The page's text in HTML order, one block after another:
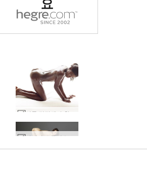
타니아 스튜디오 누드 #50
시몬 검정색과 흰색 #21
제나 에로틱 누드 #24
안젤리크 요염한 몸매 #47
엠마 바디 샷 #18
세계 1위 에로틱 사이트
로 평가됨
우리와 함께하세
요
미라벨 신음 #20
전시중인 카리나 #7
빅토리아 R 블랙 바디 #76
올리비아 누드 댄서 #22
애니 플렉시 여성 피규어 #14
올레나 O 탱크탑 #70
세계 1위 에로틱 사이트
로 평가됨
우리와 함께하세
요
빅토리아 R 조각품 #68
테티 소개 #10전시중인 카리나 #11
Hannah 벌거벗은 상자 #28
다니엘라 소개 #52
빅토리아 R 브라질 폭탄 #36
세계 1위 에로틱 사이트
로 평가됨
우리와 함께하세
요
빅토리아 R 브라질 폭탄 #24
빅토리아 R 빠는 에 스판덱스 #2
빅토리아 R 빅토리아 시크릿 걸 #69Ksenia 미술 누드 #77
잉가 누드 뷰티 #37
료넨 남다른 미모 #19
빅토리아 R 핫 쇼츠 #49
에어론 체어 올레나 오 #26
뜨거운 휘핑 안야 #73
Teti 관능적 인 누드 #5
세계 1위 에로틱 사이트
로 평가됨
우리와 함께하세
요
빅토리아 R 브라질 폭탄 #28
빅토리아 R 빠는 에 스판덱스 #34
빅토리아 R 핫 쇼츠 #65
빅토리아 R 블랙 바디 #68
리디아 소개 #32
키키뱅 몸매 #52
세계 1위 에로틱 사이트
로 평가됨
우리와 함께하세
요
리사 마리 파리 패션 #30Dominika C 더블 즐거움 #37
아니 자연의 아름다움 #31
발레리 엉덩이 예술 #45
빅토리아 R 섹시 소파 #92
키키 산부인과 검진 #8
세계 1위 에로틱 사이트
로 평가됨
우리와 함께하세
요
빅토리아 R 아메리칸 어패럴 걸 #42